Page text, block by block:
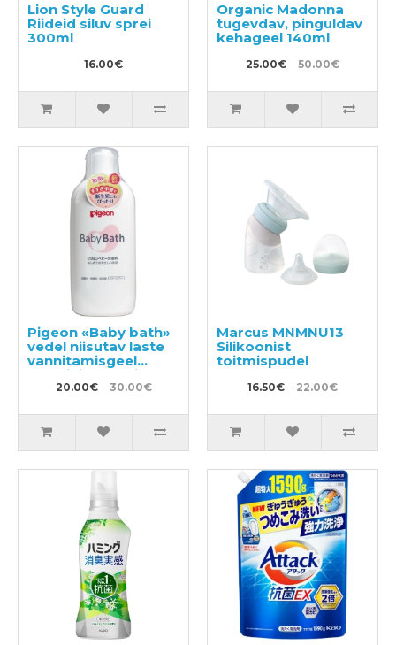
Lion Style Guard
Riideid siluv sprei
300ml
16.00€
Organic Madonna
tugevdav, pinguldav
kehageel 140ml
25.00€ 50.00€
Pigeon «Baby bath»
vedel niisutav laste
vannitamisgeel
apelsini aroomiga
500ml20.00€ 30.00€
Marcus MNMNU13
Silikoonist
toitmispudel
16.50€ 22.00€